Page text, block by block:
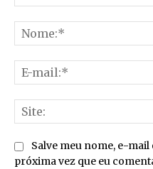
Salve meu nome, e-
próxima vez que eu